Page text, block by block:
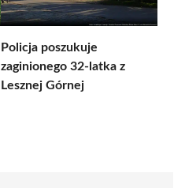
Policja poszukuje
zaginionego 32-latka z
Lesznej Górnej